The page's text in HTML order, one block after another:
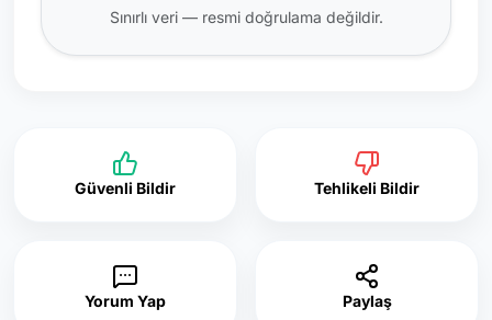
Sınırlı veri — resmi doğrulama değildir.
Güvenli Bildir Tehlikeli Bildir
Yorum Yap Paylaş